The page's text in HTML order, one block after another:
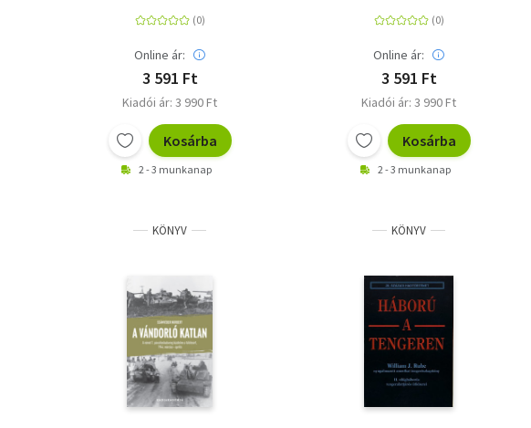
Online ár:
3 591 Ft
Kiadói ár: 3 990 Ft
Kosárba
2 - 3 munkanap
Online ár:
3 591 Ft
Kiadói ár: 3 990 Ft
Kosárba
2 - 3 munkanap
KÖNYV KÖNYV